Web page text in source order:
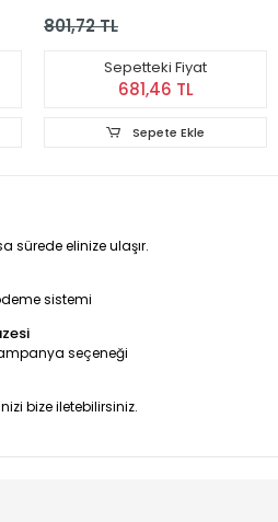
801,72 TL
Sepetteki Fiyat
681,46 TL
Sepete Ekle
sürede elinize ulaşır.
sistemi
seçeneği
bize iletebilirsiniz.